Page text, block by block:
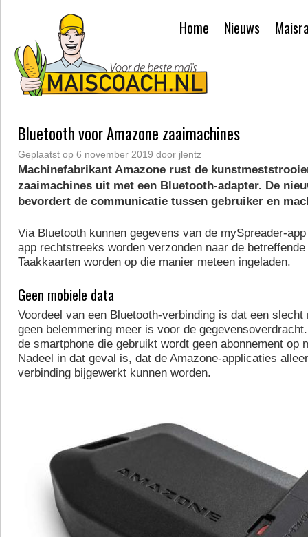
Nieuws
Home
Bluetooth voor Amazone zaaimachines
Geplaatst op 6 november 2019 door jlentz
Machinefabrikant Amazone rust de
zaaimachines uit met een Bluetooth-adapter. De
bevordert de communicatie tussen gebruiker en
Via Bluetooth kunnen gegevens van de mySpreader-
app rechtstreeks worden verzonden naar de
Taakkaarten worden op die manier meteen ingeladen.
Geen mobiele data
Voordeel van een Bluetooth-verbinding is dat een slecht
geen belemmering meer is voor de
de smartphone die gebruikt wordt geen abonnement op
Nadeel in dat geval is, dat de Amazone-applicaties
verbinding bijgewerkt kunnen worden.